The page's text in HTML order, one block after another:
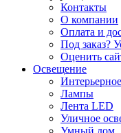
Контакты
О компании
Оплата и
Под заказ?
Оценить
Освещение
Лампы
Лента LED
Уличное
Умный дом